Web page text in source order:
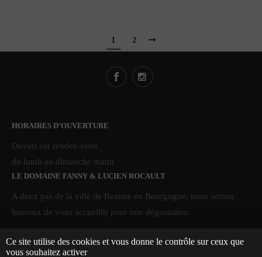
1 2
HORAIRES D’OUVERTURE
Ouvert sur rendez-vous
du lundi au dimanche matin
LE DOMAINE FANNY & LUCIEN ROCAULT
A deux pas de la ville de Beaune en Bourgogne, nous serons
heureux de vous accueillir pour une dégustation.
Ce site utilise des cookies et vous donne le contrôle sur ceux que
vous souhaitez activer